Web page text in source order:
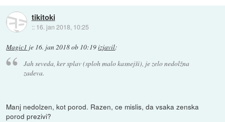
tikitoki
:: 16. jan 2018, 10:25
Magic1 je 16. jan 2018 ob 10:19izjavil:
Jah seveda, ker splav (sploh malo kasnejši), je zelo nedolžna
zadeva.
Manj nedolzen, kot porod. Razen, ce mislis, da vsaka zenska
porod prezivi?